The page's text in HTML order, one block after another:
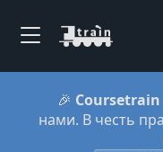
🎉 Coursetrain
нами. В честь